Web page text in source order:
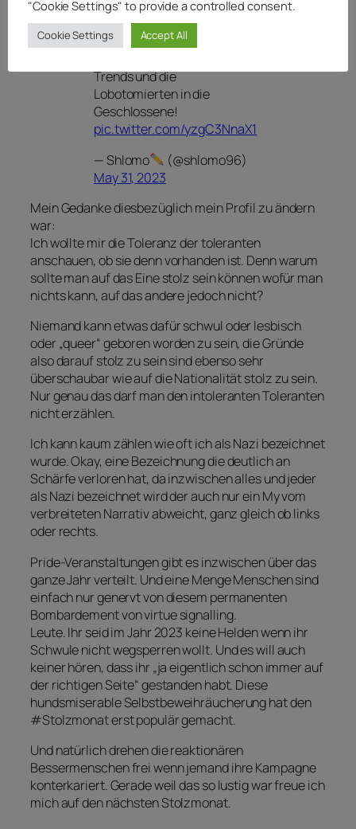
Profilbildgenerator:
https://t.co/Ard2Oj9NPg
Trends und die
Lobotomierten in die
Geschlossene!
pic.twitter.com/yzgC3NnaX1
— Shlomo
(@shlomo96)
May 31, 2023
Mein Gedanke diesbezüglich mein Profil zu ändern
war:
Ich wollte mir die Toleranz der toleranten
anschauen, ob sie denn vorhanden ist. Denn warum
sollte man auf das Eine stolz sein können wofür man
nichts kann, auf das andere jedoch nicht?
Niemand kann etwas dafür schwul oder lesbisch
oder „queer“ geboren worden zu sein, die Gründe
also darauf stolz zu sein sind ebenso sehr
überschaubar wie auf die Nationalität stolz zu sein.
Nur genau das darf man den intoleranten Toleranten
nicht erzählen.
Ich kann kaum zählen wie oft ich als Nazi bezeichnet
wurde. Okay, eine Bezeichnung die deutlich an
Schärfe verloren hat, da inzwischen alles und jeder
als Nazi bezeichnet wird der auch nur ein My vom
verbreiteten Narrativ abweicht, ganz gleich ob links
oder rechts.
Pride-Veranstaltungen gibt es inzwischen über das
ganze Jahr verteilt. Und eine Menge Menschen sind
einfach nur genervt von diesem permanenten
Bombardement von virtue signalling.
Leute. Ihr seid im Jahr 2023 keine Helden wenn ihr
Schwule nicht wegsperren wollt. Und es will auch
keiner hören, dass ihr „ja eigentlich schon immer auf
der richtigen Seite“ gestanden habt. Diese
hundsmiserable Selbstbeweihräucherung hat den
#Stolzmonat erst populär gemacht.
Und natürlich drehen die reaktionären
Bessermenschen frei wenn jemand ihre Kampagne
konterkariert. Gerade weil das so lustig war freue ich
mich auf den nächsten Stolzmonat.
"Cookie Settings" to provide a controlled consent.
Cookie Settings Accept All